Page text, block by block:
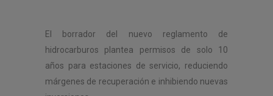
El borrador del nuevo reglamento de
hidrocarburos plantea permisos de solo 10
años para estaciones de servicio, reduciendo
márgenes de recuperación e inhibiendo nuevas